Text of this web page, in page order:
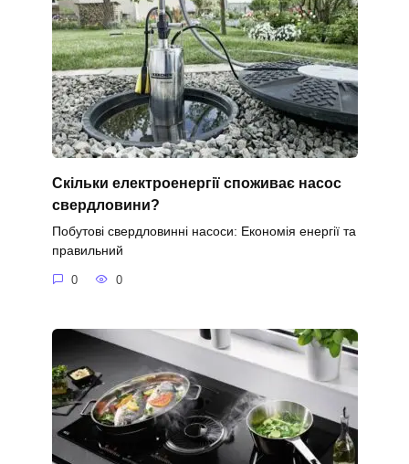
Скільки електроенергії споживає насос
свердловини?
Побутові свердловинні насоси: Економія енергії та
правильний
0 0